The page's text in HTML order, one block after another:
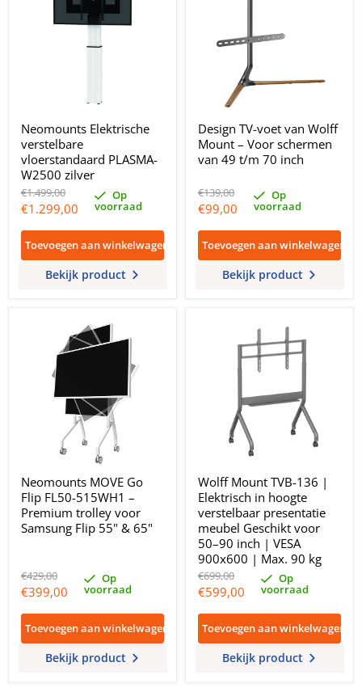
Neomounts Elektrische
verstelbare
vloerstandaard PLASMA-
W2500 zilver
Oorspronkelijke
prijs
€1.499,00
Huidige
€1.299,00
Op
voorraad
Toevoegen aan winkelwagen
Bekijk product
Design TV-voet van Wolff
Mount – Voor schermen
van 49 t/m 70 inch
Oorspronkelijke
prijs
€139,00
Huidige
€99,00
Op
voorraad
Toevoegen aan winkelwagen
Bekijk product
Neomounts MOVE Go
Flip FL50-515WH1 –
Premium trolley voor
Samsung Flip 55" & 65"
Oorspronkelijke
prijs
€429,00
Huidige
prijs
€399,00
Op
voorraad
Toevoegen aan winkelwagen
Bekijk product
Wolff Mount TVB-136 |
Elektrisch in hoogte
verstelbaar presentatie
meubel Geschikt voor
50–90 inch | VESA
900x600 | Max. 90 kg
Oorspronkelijke
prijs
€699,00
Huidige
prijs
€599,00
Op
voorraad
Toevoegen aan winkelwagen
Bekijk product